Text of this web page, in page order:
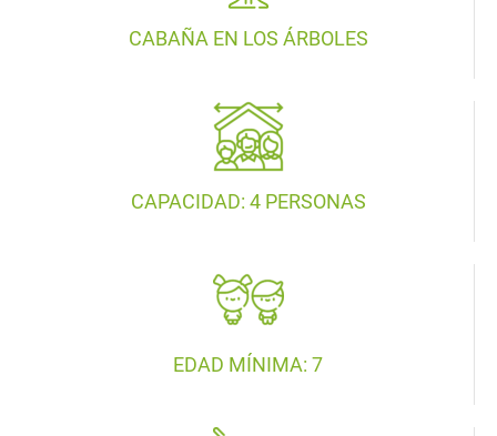
CABAÑA EN LOS ÁRBOLES
CAPACIDAD: 4 PERSONAS
EDAD MÍNIMA: 7